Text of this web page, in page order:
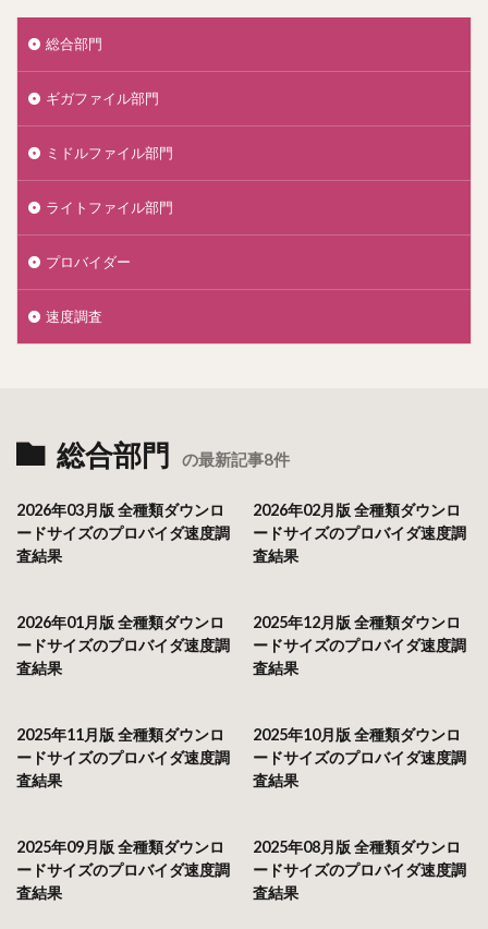
総合部門
ギガファイル部門
ミドルファイル部門
ライトファイル部門
プロバイダー
速度調査
総合部門 の最新記事8件
2026年03月版 全種類ダウンロ
ードサイズのプロバイダ速度調
査結果
2026年02月版 全種類ダウンロ
ードサイズのプロバイダ速度調
査結果
2026年01月版 全種類ダウンロ
ードサイズのプロバイダ速度調
査結果
2025年12月版 全種類ダウンロ
ードサイズのプロバイダ速度調
査結果
2025年11月版 全種類ダウンロ
ードサイズのプロバイダ速度調
査結果
2025年10月版 全種類ダウンロ
ードサイズのプロバイダ速度調
査結果
2025年09月版 全種類ダウンロ
ードサイズのプロバイダ速度調
査結果
2025年08月版 全種類ダウンロ
ードサイズのプロバイダ速度調
査結果